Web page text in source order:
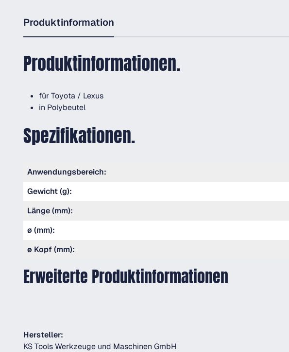
Produktinformation
Produktinformationen.
für Toyota / Lexus
in Polybeutel
Spezifikationen.
Anwendungsbereich:
Gewicht (g):
Länge (mm):
ø (mm):
ø Kopf (mm):
Erweiterte Produktinformationen
Hersteller:
KS Tools Werkzeuge und Maschinen GmbH